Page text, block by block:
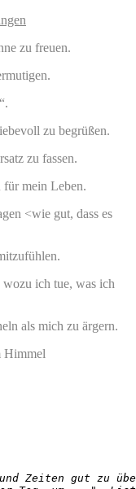
zu freuen.
zu begrüßen.
zu fassen.
für mein Leben.
<wie gut, dass es
ich tue, was ich
als mich zu ärgern.
Himmel
Zeiten gut zu